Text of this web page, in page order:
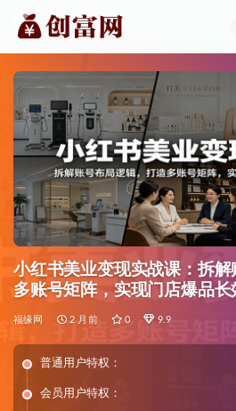
小红书美业变现实战课：拆
多账号矩阵，实现门店爆品长
福缘网 2 月前 0 9.9
普通用户特权：
会员用户特权：